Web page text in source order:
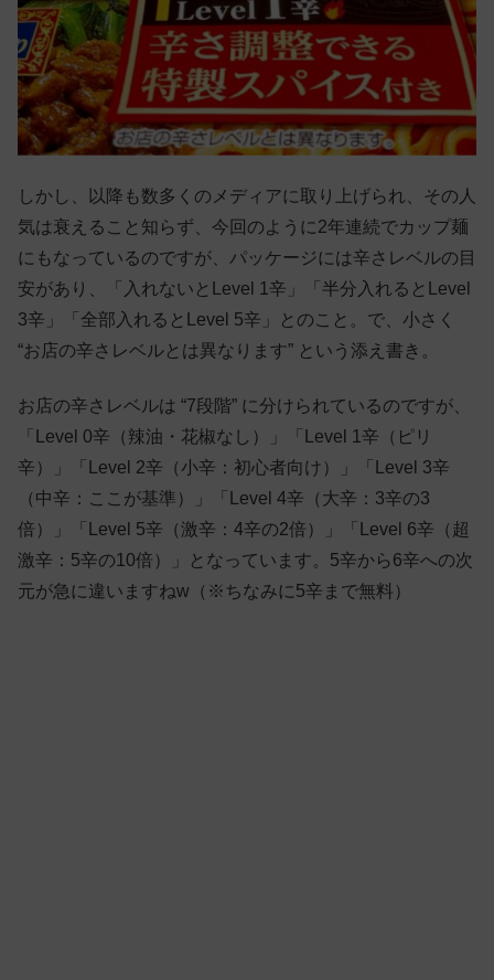
しかし、以降も数多くのメディアに取り上げられ、その人
気は衰えること知らず、今回のように2年連続でカップ麺
にもなっているのですが、パッケージには辛さレベルの目
安があり、「入れないとLevel 1辛」「半分入れるとLevel
3辛」「全部入れるとLevel 5辛」とのこと。で、小さく
“お店の辛さレベルとは異なります” という添え書き。
お店の辛さレベルは “7段階” に分けられているのですが、
「Level 0辛（辣油・花椒なし）」「Level 1辛（ピリ
辛）」「Level 2辛（小辛：初心者向け）」「Level 3辛
（中辛：ここが基準）」「Level 4辛（大辛：3辛の3
倍）」「Level 5辛（激辛：4辛の2倍）」「Level 6辛（超
激辛：5辛の10倍）」となっています。5辛から6辛への次
元が急に違いますねw（※ちなみに5辛まで無料）